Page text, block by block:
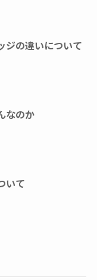
ジの違いについて
なのか
いて